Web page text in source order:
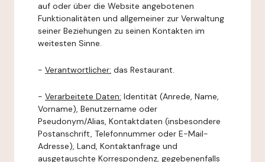
auf oder über die Website angebotenen
Funktionalitäten und allgemeiner zur Verwaltung
seiner Beziehungen zu seinen Kontakten im
weitesten Sinne.
- Verantwortlicher: das Restaurant.
- Verarbeitete Daten: Identität (Anrede, Name,
Vorname), Benutzername oder
Pseudonym/Alias, Kontaktdaten (insbesondere
Postanschrift, Telefonnummer oder E-Mail-
Adresse), Land, Kontaktanfrage und
ausgetauschte Korrespondenz, gegebenenfalls